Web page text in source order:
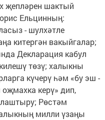
җепләрен шактый
Ельцинның:
- шулхәтле
китергән вакыйгалар;
Декларация кабул
төзү; халыкны
күчерү һәм «бу эш -
керү» дип,
Рөстәм
милли үзаңы